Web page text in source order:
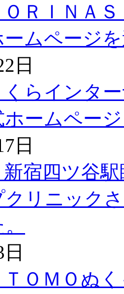
ＲＩＮＡ
ムページ
日
らインター
ホームペー
日
宿四ツ谷駅
クリニック
ＯＭＯぬく